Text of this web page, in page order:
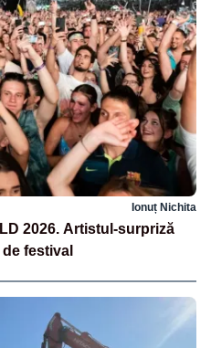
Ionuț Nichita
2026. Artistul-surpriză
festival